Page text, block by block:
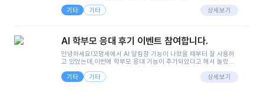
려니 어려울때가...^^(저만 그런거 아니죠 ㅜㅜ)꼬망봇의 장점은 지
피티나 제미나이는 몇세이고 여자인지 남자인지 등그래도 좀 기본
정보를 제공하면서 물어봐야할 때가 있어그때마다 정보를 입력하는
으셔서 고민이 됐는데ai 학부모 응대를 써볼 수 있어서 좋았어요!앞
면..)그리고 제가 신입 때 이게 있었더라면 ㅜㅜㅜㅜ?응대 팁이 정말
좋은거 같아요지금은 그래도 아이들이 잘 이해 되지만초임 때는 정
말 어려워서 항상다른 선생님들께 도움을 요청했었거든요..ㅠ*일지
쓸 때도 좀 도움이 되는 거 같아요!
기타 기타 상세보기
AI 학부모 응대 후기 이벤트 참여합니다.
안녕하세요!꼬망세에서 AI 알림장 기능이 나왔을 때부터 잘 사용하
고 있었는데,이번에 학부모 응대 기능이 추가되었다고 해서 놀랐습
님 응대에 더 많은 부담을 느끼고 있습니다 ㅠㅠ이번에 제가 원에서
겪은 일과 학부모님께 전달드렸던 내용을 함께 보시고,저와 비슷한
기타 기타 상세보기